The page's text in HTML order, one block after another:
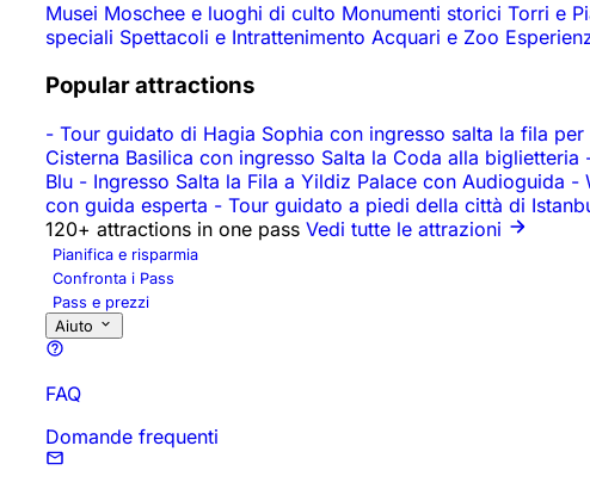
Musei Moschee e luoghi di culto Monumenti storici Torri e
speciali Spettacoli e Intrattenimento Acquari e Zoo
Popular attractions
- Tour guidato di Hagia Sophia con ingresso salta la fila
Cisterna Basilica con ingresso Salta la Coda alla biglietteria
Blu - Ingresso Salta la Fila a Yildiz Palace con Audioguida -
con guida esperta - Tour guidato a piedi della città di
120+ attractions in one pass Vedi tutte le attrazioni
Pianifica e risparmia
Confronta i Pass
Pass e prezzi
Aiuto
FAQ
Domande frequenti